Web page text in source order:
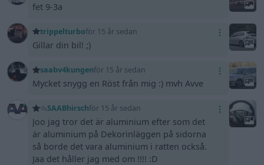
fet 9-3a
trippelturboför 15 år sedan
Gillar din bil! ;)
saabv4kungenför 15 år sedan
Mycket snygg en Röst från mig :) mvh Avve
SAABhirschför 15 år sedan
Joo jag tror det är aluminium efter som det
är aluminium på Dekorinläggen på sidorna
så borde det vara aluminium i ratten också.
Jaa det håller jag med om !!!! :D